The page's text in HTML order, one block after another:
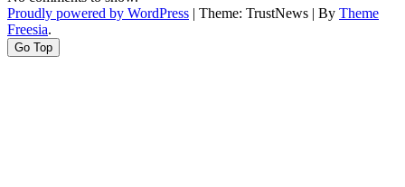
Proudly powered by WordPress | Theme: TrustNews | By Theme
Freesia.
Go Top